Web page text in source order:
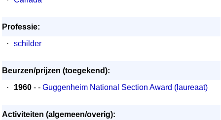
Professie:
·
schilder
Beurzen/prijzen (toegekend):
·
1960 - - Guggenheim National Section Award (laureaat)
Activiteiten (algemeen/overig):